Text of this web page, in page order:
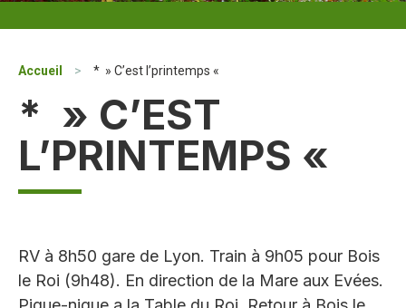
Accueil > * » C’est l’printemps «
* » C’EST
L’PRINTEMPS «
RV à 8h50 gare de Lyon. Train à 9h05 pour Bois
le Roi (9h48). En direction de la Mare aux Evées.